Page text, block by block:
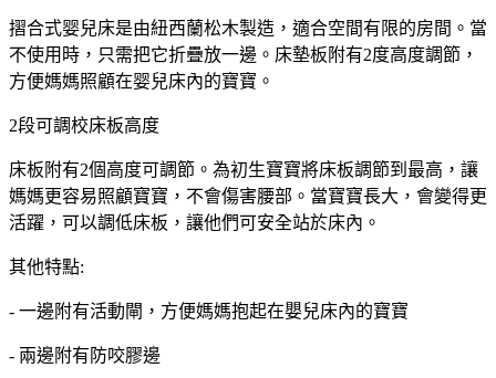
摺合式婴兒床是由紐西蘭松木製造，適合空間有限的房間。當
不使用時，只需把它折疊放一邊。床墊板附有2度高度調節，
方便媽媽照顧在婴兒床內的寶寶。
2段可調校床板高度
床板附有2個高度可調節。為初生寶寶將床板調節到最高，讓
媽媽更容易照顧寶寶，不會傷害腰部。當寶寶長大，會變得更
活躍，可以調低床板，讓他們可安全站於床內。
其他特點:
- 一邊附有活動閘，方便媽媽抱起在嬰兒床內的寶寶
- 兩邊附有防咬膠邊